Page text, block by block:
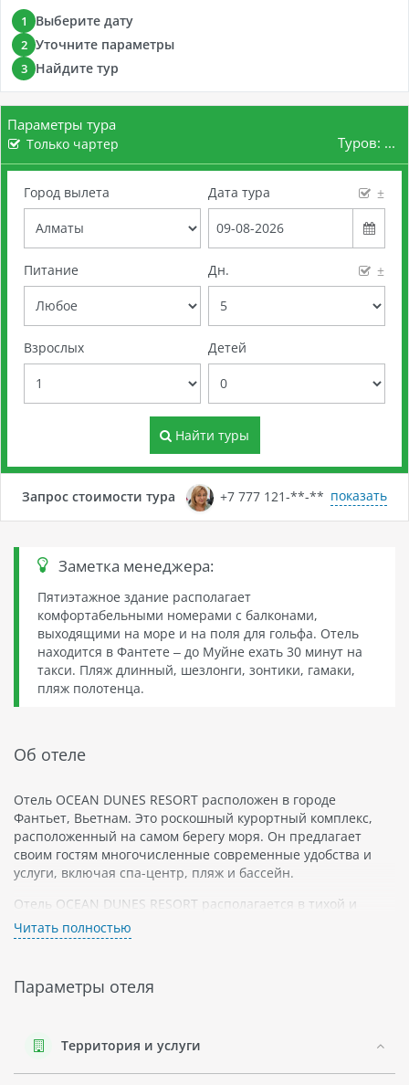
1 Выберите дату
2 Уточните параметры
3 Найдите тур
Параметры тура
Только чартер Туров: ...
Город вылета Дата тура ±
Питание Дн. ±
Взрослых Детей
Найти туры
Запрос стоимости тура +7 777 121-**-** показать
Заметка менеджера:
Пятиэтажное здание располагает
комфортабельными номерами с балконами,
выходящими на море и на поля для гольфа. Отель
находится в Фантете – до Муйне ехать 30 минут на
такси. Пляж длинный, шезлонги, зонтики, гамаки,
пляж полотенца.
Об отеле
Отель OCEAN DUNES RESORT расположен в городе
Фантьет, Вьетнам. Это роскошный курортный комплекс,
расположенный на самом берегу моря. Он предлагает
своим гостям многочисленные современные удобства и
услуги, включая спа-центр, пляж и бассейн.
Отель OCEAN DUNES RESORT располагается в тихой и
уютной части города Фантьет, что делает его отличным
местом для уединенного отдыха и релаксации. Неподалеку
Поншан и Музей Хо Ши Минха.
процедур для релаксации и оздоровления, включая
Читать полностью
Параметры отеля
Территория и услуги